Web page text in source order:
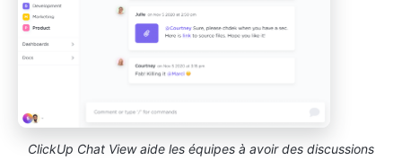
ClickUp Chat View aide les équipes à avoir des discussions